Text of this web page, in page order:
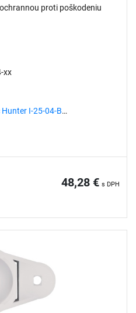
proti poškodeniu
xx
I-25-04-B
I-25-04-SS-HS-B
48,28 € s DPH